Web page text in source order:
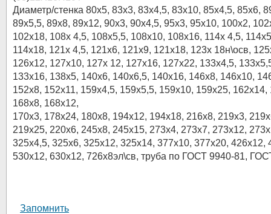
Диаметр/стенка 80х5, 83х3, 83х4,5, 83х10, 85х4,5, 85х6,
89х5,5, 89х8, 89х12, 90х3, 90х4,5, 95х3, 95х10, 100х2,
102х18, 108х 4,5, 108х5,5, 108х10, 108х16, 114х 4,5,
114х18, 121х 4,5, 121х6, 121х9, 121х18, 123х 18н\осв,
126х12, 127х10, 127х 12, 127х16, 127х22, 133х4,5,
133х16, 138x5, 140x6, 140x6,5, 140x16, 146x8, 146x10,
152х8, 152х11, 159х4,5, 159х5,5, 159х10, 159х25, 162x14,
168х8, 168х12,
170x3, 178х24, 180х8, 194х12, 194х18, 216x8, 219х3,
219х25, 220x6, 245х8, 245х15, 273х4, 273х7, 273х12,
325х4,5, 325х6, 325х12, 325х14, 377х10, 377х20, 426х12,
530х12, 630х12, 726x8эл\св, труба по ГОСТ 9940-81,
Запомнить